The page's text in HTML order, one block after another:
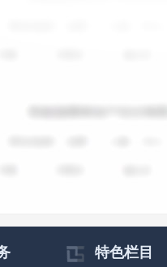
特色栏目